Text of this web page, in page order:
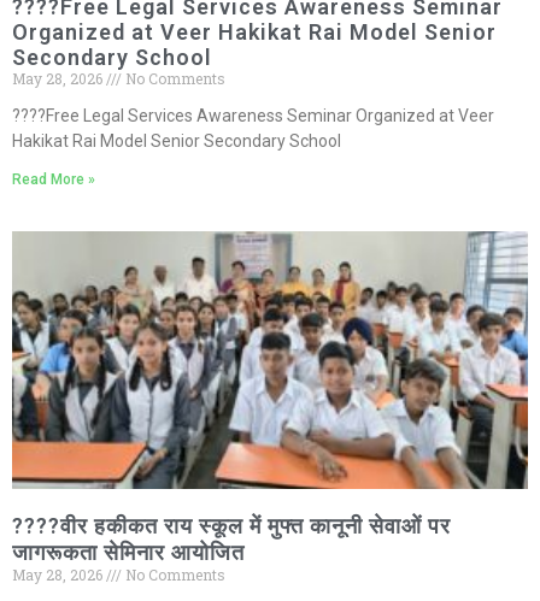
????Free Legal Services Awareness Seminar
Organized at Veer Hakikat Rai Model Senior
Secondary School
May 28, 2026
No Comments
????Free Legal Services Awareness Seminar Organized at Veer
Hakikat Rai Model Senior Secondary School
Read More »
????वीर हकीकत राय स्कूल में मुफ्त कानूनी सेवाओं पर
जागरूकता सेमिनार आयोजित
May 28, 2026
No Comments